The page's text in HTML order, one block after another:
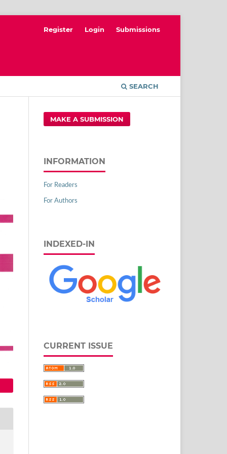
SEARCH
Register Login Submissions
MAKE A SUBMISSION
INFORMATION
For Readers
For Authors
INDEXED-IN
CURRENT ISSUE